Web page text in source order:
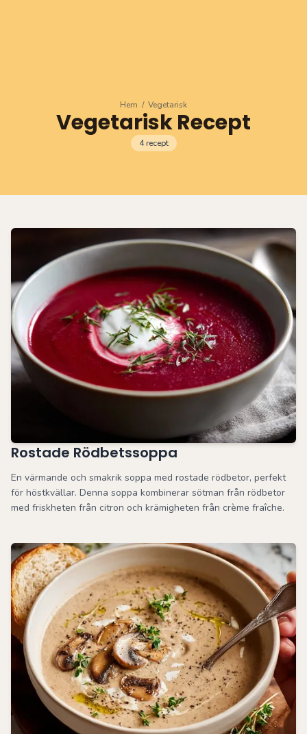
Hem / Vegetarisk
Vegetarisk Recept
4recept
Rostade Rödbetssoppa
En värmande och smakrik soppa med rostade rödbetor, perfekt
för höstkvällar. Denna soppa kombinerar sötman från rödbetor
med friskheten från citron och krämigheten från crème fraîche.